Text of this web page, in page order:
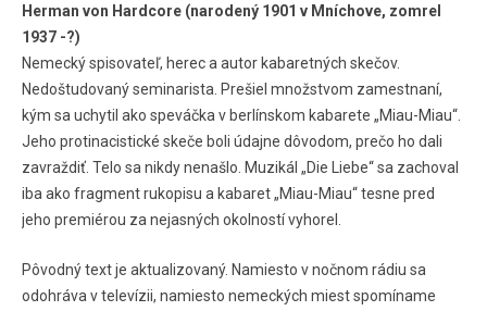
Herman von Hardcore (narodený 1901 v Mníchove, zomrel
1937 -?)
Nemecký spisovateľ, herec a autor kabaretných skečov.
Nedoštudovaný seminarista. Prešiel množstvom zamestnaní,
kým sa uchytil ako speváčka v berlínskom kabarete „Miau-Miau“.
Jeho protinacistické skeče boli údajne dôvodom, prečo ho dali
zavraždiť. Telo sa nikdy nenašlo. Muzikál „Die Liebe“ sa zachoval
iba ako fragment rukopisu a kabaret „Miau-Miau“ tesne pred
jeho premiérou za nejasných okolností vyhorel.
Pôvodný text je aktualizovaný. Namiesto v nočnom rádiu sa
odohráva v televízii, namiesto nemeckých miest spomíname